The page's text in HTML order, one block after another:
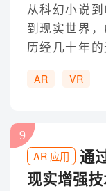
从科幻小说
到现实世界
历经几十年
处可以体验
在进入一个
段。知名的硬
名的山寨作
风投和同样野
AR VR
AR 应用
通
现实增强
9